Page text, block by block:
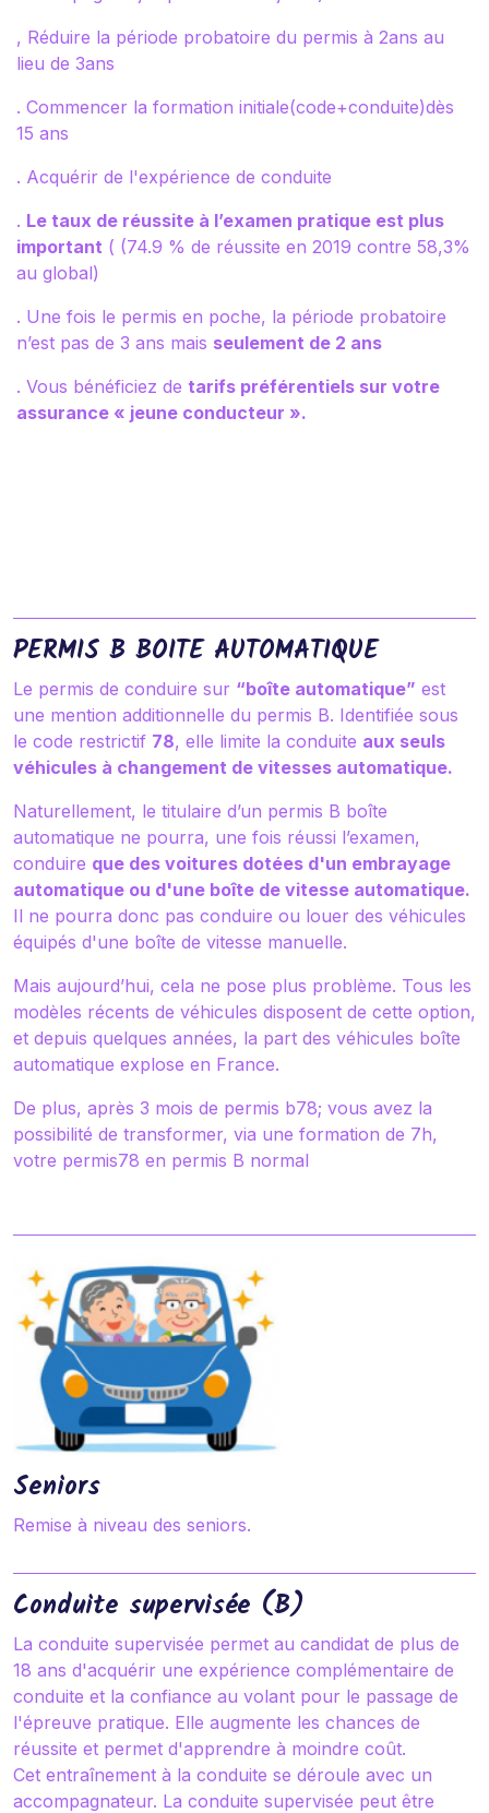
, Réduire la période probatoire du permis à 2ans au
lieu de 3ans
. Commencer la formation initiale(code+conduite)dès
15 ans
. Acquérir de l'expérience de conduite
. Le taux de réussite à l’examen pratique est plus
important ( (74.9 % de réussite en 2019 contre 58,3%
au global)
. Une fois le permis en poche, la période probatoire
n’est pas de 3 ans mais seulement de 2 ans
. Vous bénéficiez de tarifs préférentiels sur votre
assurance « jeune conducteur ».
PERMIS B BOITE AUTOMATIQUE
Le permis de conduire sur “boîte automatique” est
une mention additionnelle du permis B. Identifiée sous
le code restrictif 78, elle limite la conduite aux seuls
véhicules à changement de vitesses automatique.
Naturellement, le titulaire d’un permis B boîte
automatique ne pourra, une fois réussi l’examen,
conduire que des voitures dotées d'un embrayage
automatique ou d'une boîte de vitesse automatique.
Il ne pourra donc pas conduire ou louer des véhicules
équipés d'une boîte de vitesse manuelle.
Mais aujourd’hui, cela ne pose plus problème. Tous les
modèles récents de véhicules disposent de cette option,
et depuis quelques années, la part des véhicules boîte
automatique explose en France.
De plus, après 3 mois de permis b78; vous avez la
possibilité de transformer, via une formation de 7h,
votre permis78 en permis B normal
Seniors
Remise à niveau des seniors.
Conduite supervisée (B)
La conduite supervisée permet au candidat de plus de
18 ans d'acquérir une expérience complémentaire de
conduite et la confiance au volant pour le passage de
l'épreuve pratique. Elle augmente les chances de
réussite et permet d'apprendre à moindre coût.
Cet entraînement à la conduite se déroule avec un
accompagnateur. La conduite supervisée peut être